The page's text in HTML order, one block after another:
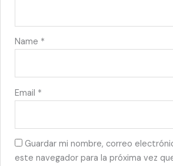
Name *
Email *
Guardar mi nombre, correo
este navegador para la próxima vez